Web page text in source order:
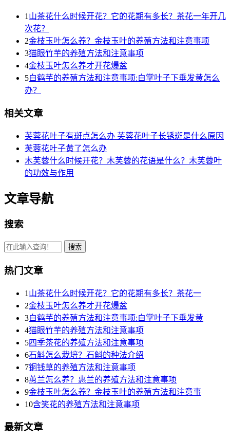
1 山茶花什么时候开花？它的花期有多长？茶花一年开几
次花？
2金枝玉叶怎么养？金枝玉叶的养殖方法和注意事项
3猫眼竹芋的养殖方法和注意事项
4金枝玉叶怎么养才开花爆盆
5白鹤芋的养殖方法和注意事项:白掌叶子下垂发黄怎么
办？
相关文章
芙蓉花叶子有斑点怎么办 芙蓉花叶子长锈斑是什么原因
芙蓉花叶子黄了怎么办
木芙蓉什么时候开花？木芙蓉的花语是什么？木芙蓉叶
的功效与作用
文章导航
搜索
热门文章
1 山茶花什么时候开花？它的花期有多长？茶花一
2金枝玉叶怎么养才开花爆盆
3白鹤芋的养殖方法和注意事项:白掌叶子下垂发黄
4猫眼竹芋的养殖方法和注意事项
5四季茶花的养殖方法和注意事项
6石斛怎么栽培？石斛的种法介绍
7铜钱草的养殖方法和注意事项
8蕙兰怎么养？惠兰的养殖方法和注意事项
9金枝玉叶怎么养？金枝玉叶的养殖方法和注意事
10含笑花的养殖方法和注意事项
最新文章